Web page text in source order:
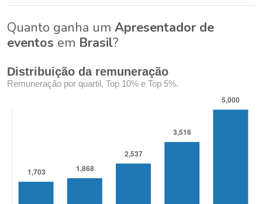
Quanto ganha um Apresentador de
eventos em Brasil?
Distribuição da remuneração
Remuneração por quartil, Top 10% e Top 5%.